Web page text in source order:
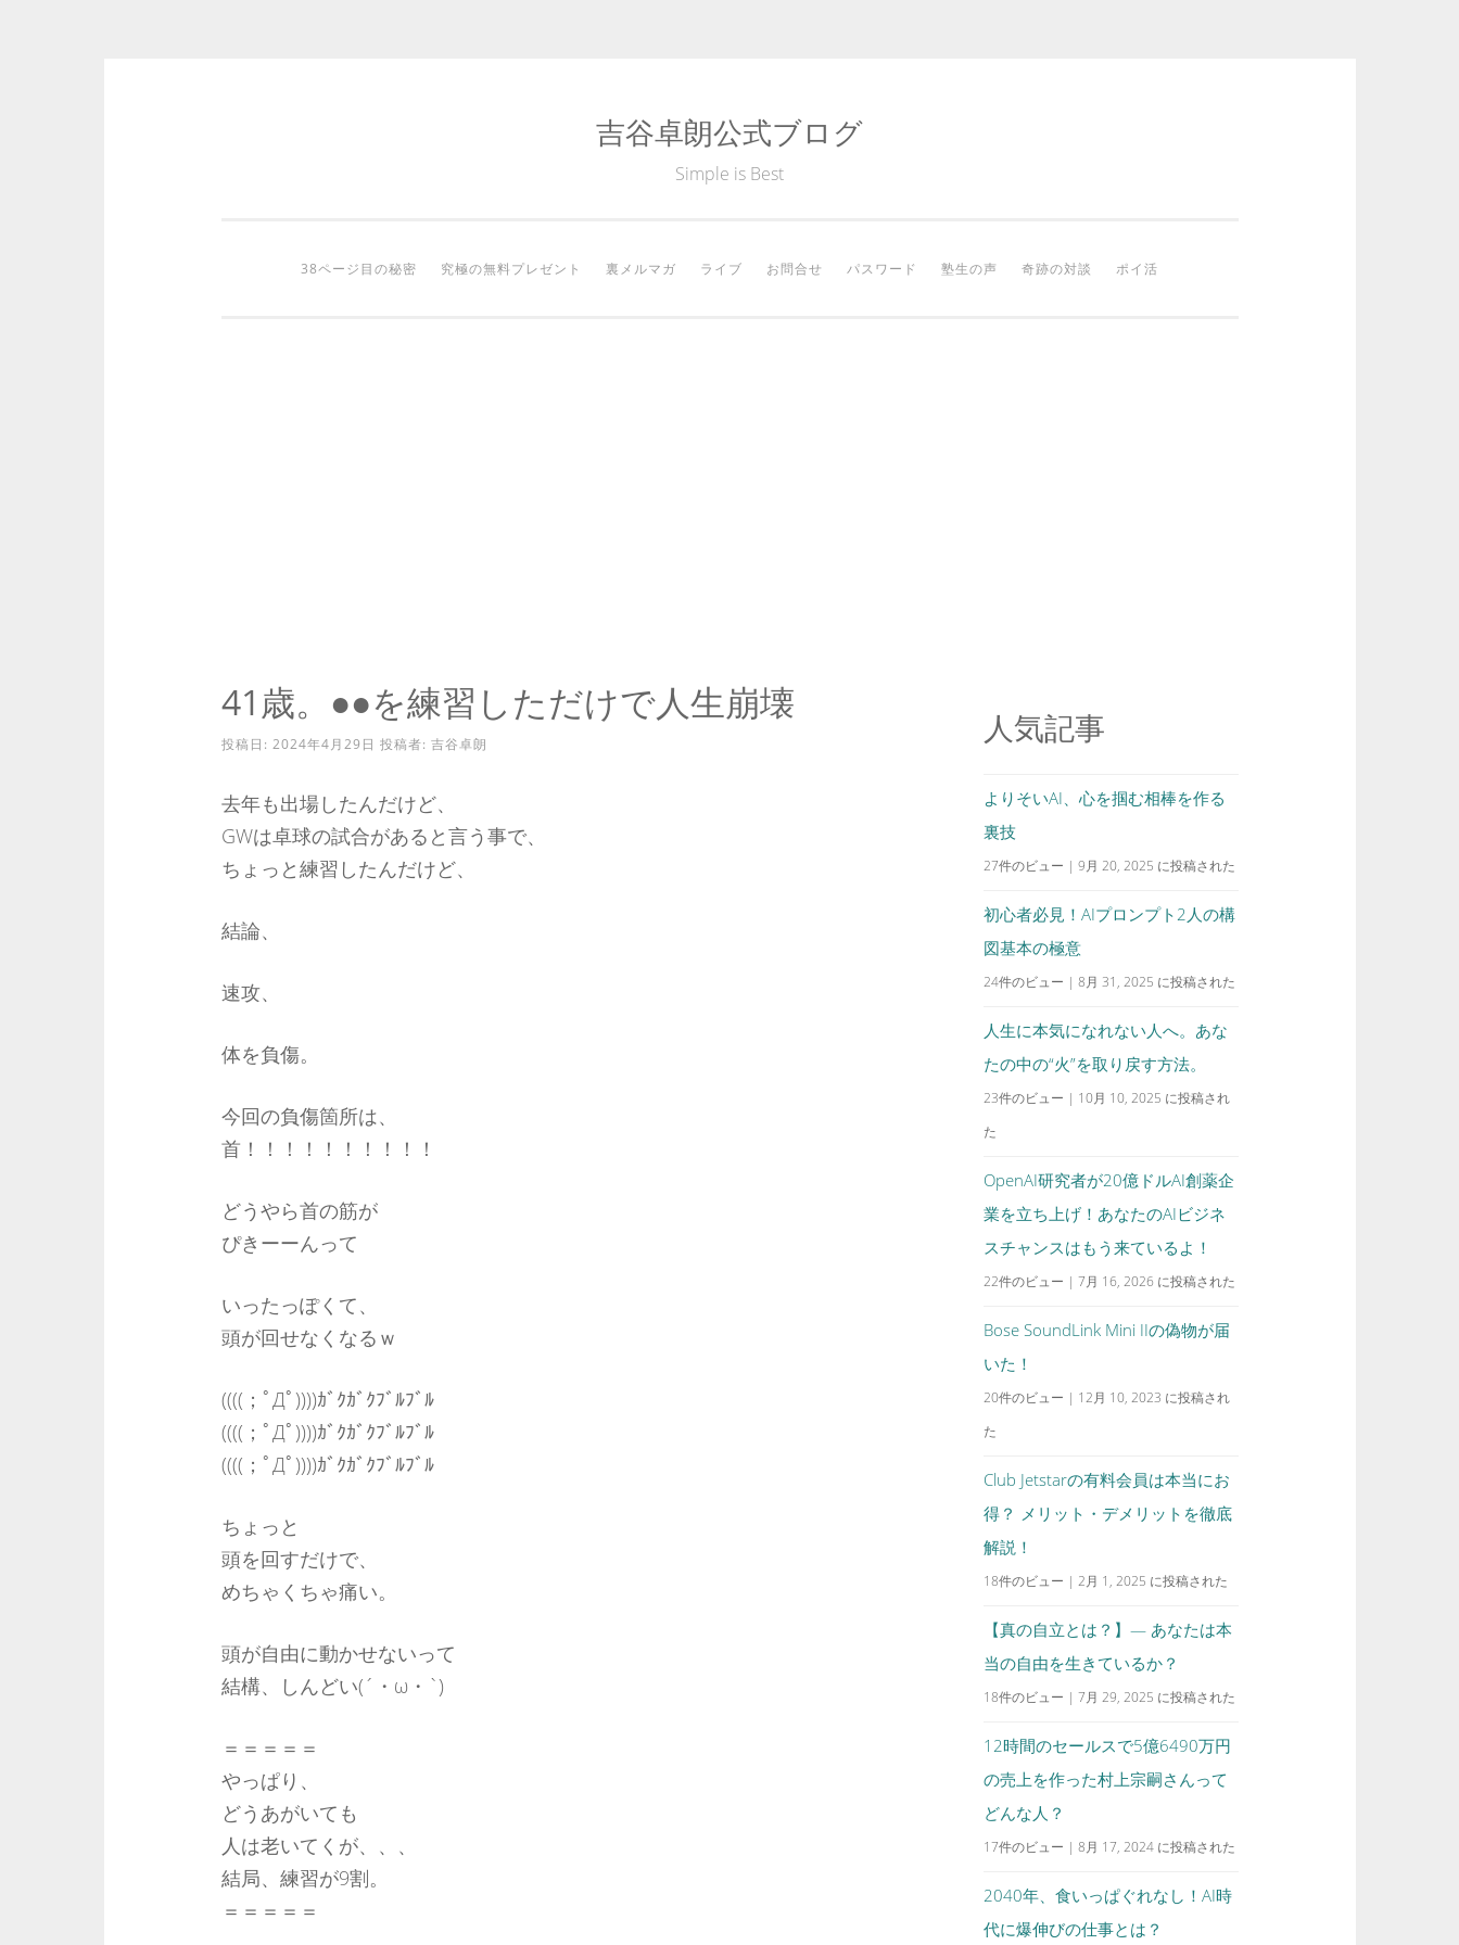
吉谷卓朗公式ブログ
Simple is Best
38ページ目の秘密 究極の無料プレゼント 裏メルマガ ライブ お問合せ パスワード 塾生の声 奇跡の対談 ポイ活
41歳。●●を練習しただけで人生崩壊
投稿日: 2024年4月29日 投稿者: 吉谷卓朗
去年も出場したんだけど、
GWは卓球の試合があると言う事で、
ちょっと練習したんだけど、
結論、
速攻、
体を負傷。
今回の負傷箇所は、
首！！！！！！！！！！
どうやら首の筋が
ぴきーーんって
いったっぽくて、
頭が回せなくなるｗ
((((；ﾟДﾟ))))ｶﾞｸｶﾞｸﾌﾞﾙﾌﾞﾙ
((((；ﾟДﾟ))))ｶﾞｸｶﾞｸﾌﾞﾙﾌﾞﾙ
((((；ﾟДﾟ))))ｶﾞｸｶﾞｸﾌﾞﾙﾌﾞﾙ
ちょっと
頭を回すだけで、
めちゃくちゃ痛い。
頭が自由に動かせないって
結構、しんどい(´・ω・`)
＝＝＝＝＝
やっぱり、
どうあがいても
人は老いてくが、、、
結局、練習が9割。
＝＝＝＝＝
人気記事
よりそいAI、心を掴む相棒を作る
裏技
27件のビュー |9月 20, 2025 に投稿された
初心者必見！AIプロンプト2人の構
図基本の極意
24件のビュー |8月 31, 2025 に投稿された
人生に本気になれない人へ。あな
たの中の“火”を取り戻す方法。
23件のビュー | 10月 10, 2025 に投稿され
た
OpenAI研究者が20億ドルAI創薬企
業を立ち上げ！あなたのAIビジネ
スチャンスはもう来ているよ！
22件のビュー |7月 16, 2026 に投稿された
Bose SoundLink Mini IIの偽物が届
いた！
20件のビュー | 12月 10, 2023 に投稿され
た
Club Jetstarの有料会員は本当にお
得？ メリット・デメリットを徹底
解説！
18件のビュー |2月 1, 2025 に投稿された
【真の自立とは？】— あなたは本
当の自由を生きているか？
18件のビュー |7月 29, 2025 に投稿された
12時間のセールスで5億6490万円
の売上を作った村上宗嗣さんって
どんな人？
17件のビュー |8月 17, 2024 に投稿された
2040年、食いっぱぐれなし！AI時
代に爆伸びの仕事とは？